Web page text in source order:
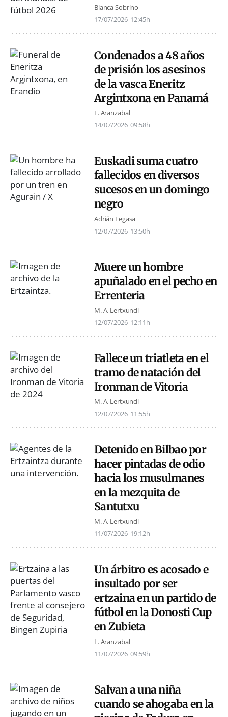
Blanca Sobrino
17/07/2026 12:45h
Condenados a 48 años
de prisión los asesinos
de la vasca Eneritz
Argintxona en Panamá
L. Aranzabal
14/07/2026 09:58h
Euskadi suma cuatro
fallecidos en diversos
sucesos en un domingo
negro
Adrián Legasa
12/07/2026 13:50h
Muere un hombre
apuñalado en el pecho en
Errenteria
M. A. Lertxundi
12/07/2026 12:11h
Fallece un triatleta en el
tramo de natación del
Ironman de Vitoria
M. A. Lertxundi
12/07/2026 11:55h
Detenido en Bilbao por
hacer pintadas de odio
hacia los musulmanes
en la mezquita de
Santutxu
M. A. Lertxundi
11/07/2026 19:12h
Un árbitro es acosado e
insultado por ser
ertzaina en un partido de
fútbol en la Donosti Cup
en Zubieta
L. Aranzabal
11/07/2026 09:59h
Salvan a una niña
cuando se ahogaba en la